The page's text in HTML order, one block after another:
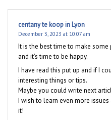
centany te koop in Lyon
December 3, 2023 at 10:07 am
It is the best time to make
and it’s time to be happy.
I have read this put up and if I
interesting things or tips.
Maybe you could write next
I wish to learn even more
it!